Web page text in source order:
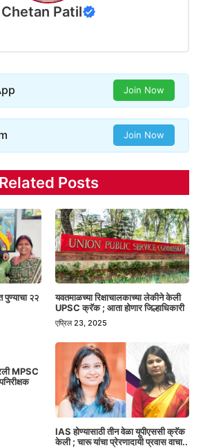
Chetan Patil
Join Now
Join Now
Related Posts
पुण्याचा २२
यवतमाळच्या रिक्षाचालकाच्या लेकीने केली
UPSC क्रॅक ; आता होणार जिल्हाधिकारी
एप्रिल 23, 2025
MPSC
IAS होण्यासाठी तीन वेळा यूपीएससी क्रॅक
केली ; चारू यांचा प्रेरणादायी प्रवास वाचा..